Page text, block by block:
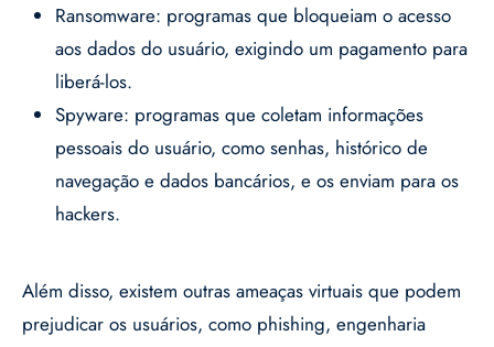
Ransomware: programas que bloqueiam o acesso
aos dados do usuário, exigindo um pagamento para
liberá-los.
Spyware: programas que coletam informações
pessoais do usuário, como senhas, histórico de
navegação e dados bancários, e os enviam para os
hackers.
Além disso, existem outras ameaças virtuais que podem
prejudicar os usuários, como phishing, engenharia